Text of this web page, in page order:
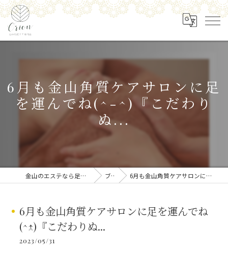
6月も金山角質ケアサロンに足
を運んでね(^-^)『こだわり
ぬ...
金山のエステなら足の角質ケア専門店 Orion ブログ 6月も金山角質ケアサロンに足を運んでね(^-^)『こだわりぬ...
6月も金山角質ケアサロンに足を運んでね
(^-^)『こだわりぬ...
2023/05/31